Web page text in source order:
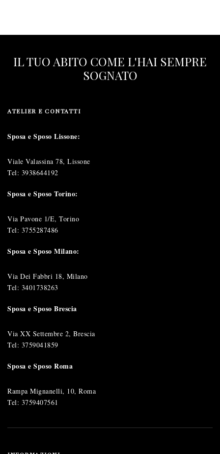
IL TUO ABITO COME L'HAI SEMPRE
SOGNATO
ATELIER E CONTATTI
Sposa e Sposo Lissone:
Viale Valassina 78, Lissone
Tel: 3938644192
Sposa e Sposo Torino:
Via Pavone 1/E, Torino
Tel: 3755287486
Sposa e Sposo Milano:
Via Dei Fabbri 18, Milano
Tel: 3401738263
Sposa e Sposo Brescia
Via XX Settembre 2, Brescia
Tel: 3759041859
Sposa e Sposo Roma
Rampa Mignanelli, 10, Roma
Tel: 3759407561